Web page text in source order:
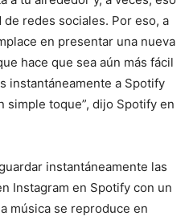
redes sociales. Por eso, a
en presentar una nueva
hace que sea aún más fácil
instantáneamente a Spotify
simple toque”, dijo Spotify en
instantáneamente las
Instagram en Spotify con un
música se reproduce en